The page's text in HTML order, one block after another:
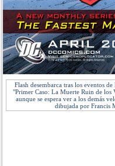
Flash desembarca tras los eventos
"Primer Caso: La Muerte Ruin de los
aunque se espera ver a los demás
dibujada por Francis